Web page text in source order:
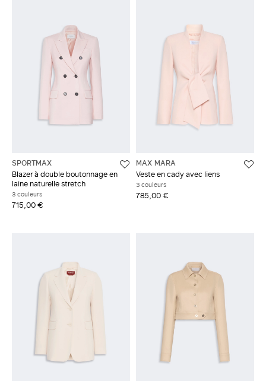
SPORTMAX
Blazer à double boutonnage en
laine naturelle stretch
3 couleurs
715,00 €
MAX MARA
Veste en cady avec liens
3 couleurs
785,00 €